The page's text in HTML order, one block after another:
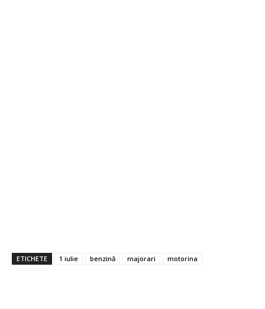
ETICHETE 1 iulie benzină majorari motorina